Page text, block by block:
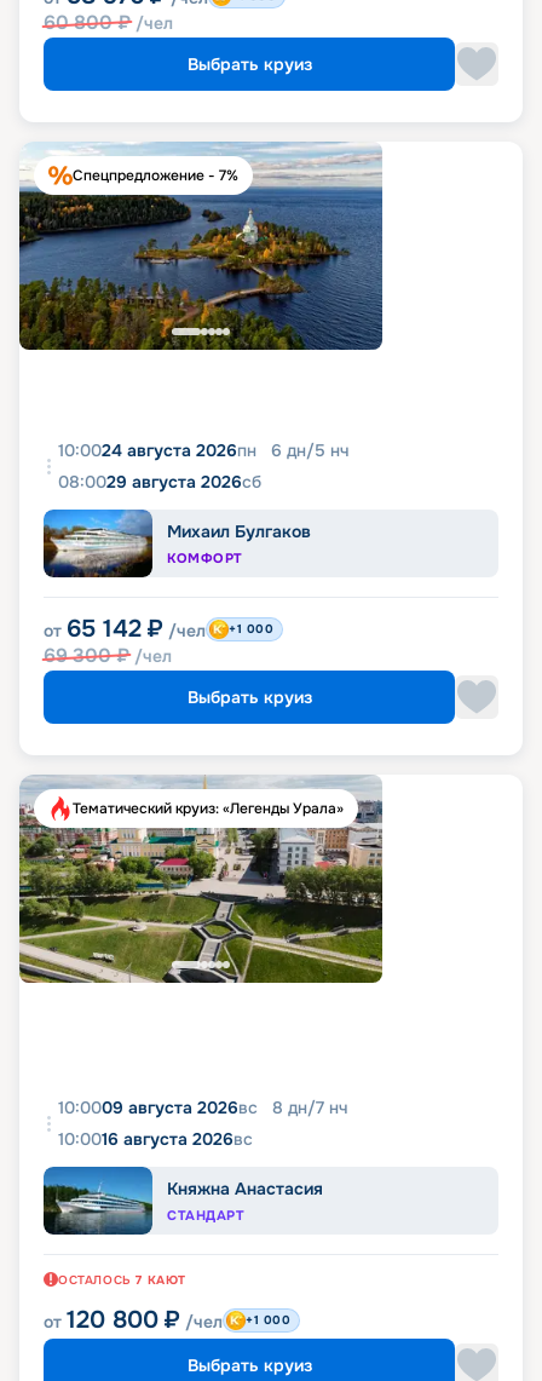
60 800₽ /чел
Выбрать круиз
Спецпредложение - 7%
10:0024 августа 2026пн 6 дн/5 нч
08:0029 августа 2026сб
Михаил Булгаков
КОМФОРТ
от 65 142 ₽ /чел
69 300₽ /чел
+1 000
Выбрать круиз
Тематический круиз: «Легенды Урала»
10:0009 августа 2026вс 8 дн/7 нч
10:0016 августа 2026вс
Княжна Анастасия
СТАНДАРТ
ОСТАЛОСЬ 7 КАЮТ
от 120 800 ₽ /чел +1 000
Выбрать круиз